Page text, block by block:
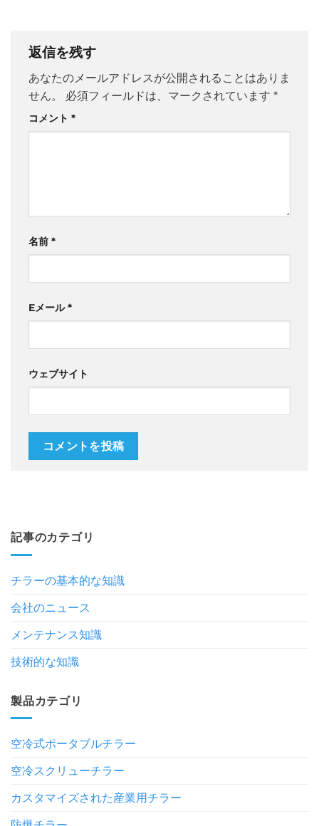
返信を残す
あなたのメールアドレスが公開されることはありま
せん。
必須フィールドは、マークされています *
コメント *
名前 *
Eメール*
ウェブサイト
記事のカテゴリ
チラーの基本的な知識
会社のニュース
メンテナンス知識
技術的な知識
製品カテゴリ
空冷式ポータブルチラー
空冷スクリューチラー
カスタマイズされた産業用チラー